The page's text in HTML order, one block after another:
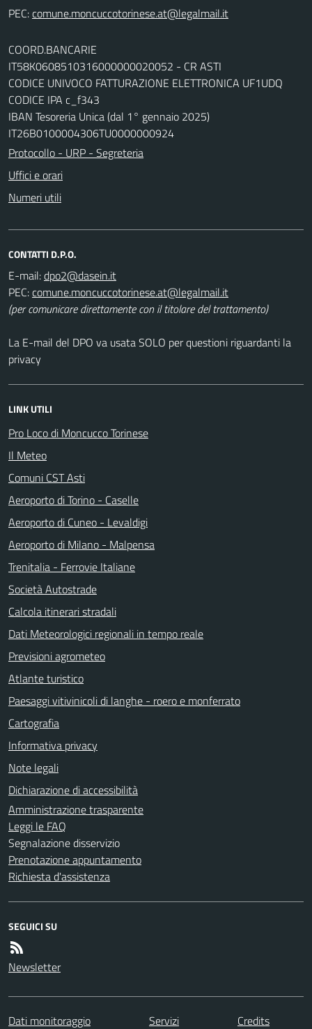
PEC:comune.moncuccotorinese.at@legalmail.it
COORD.BANCARIE
IT58K0608510316000000020052 - CR ASTI
CODICE UNIVOCO FATTURAZIONE ELETTRONICA UF1UDQ
CODICE IPA c_f343
IBAN Tesoreria Unica (dal 1° gennaio 2025)
IT26B0100004306TU0000000924
Protocollo - URP - Segreteria
Uffici e orari
Numeri utili
CONTATTI D.P.O.
E-mail:dpo2@dasein.it
PEC:comune.moncuccotorinese.at@legalmail.it
(per comunicare direttamente con il titolare del trattamento)
La E-mail del DPO va usata SOLO per questioni riguardanti la
privacy
LINK UTILI
Pro Loco di Moncucco Torinese
Il Meteo
Comuni CST Asti
Aeroporto di Torino - Caselle
Aeroporto di Cuneo - Levaldigi
Aeroporto di Milano - Malpensa
Trenitalia - Ferrovie Italiane
Società Autostrade
Calcola itinerari stradali
Dati Meteorologici regionali in tempo reale
Previsioni agrometeo
Atlante turistico
Paesaggi vitivinicoli di langhe - roero e monferrato
Cartografia
Informativa privacy
Note legali
Dichiarazione di accessibilità
Amministrazione trasparente
Leggi le FAQ
Segnalazione disservizio
Prenotazione appuntamento
Richiesta d'assistenza
SEGUICI SU
Newsletter
Dati monitoraggio Servizi
Credits